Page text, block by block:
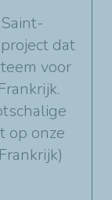
dat
voor
op onze